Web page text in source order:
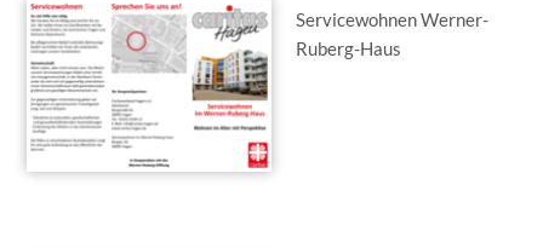
Servicewohnen Werner-
Ruberg-Haus